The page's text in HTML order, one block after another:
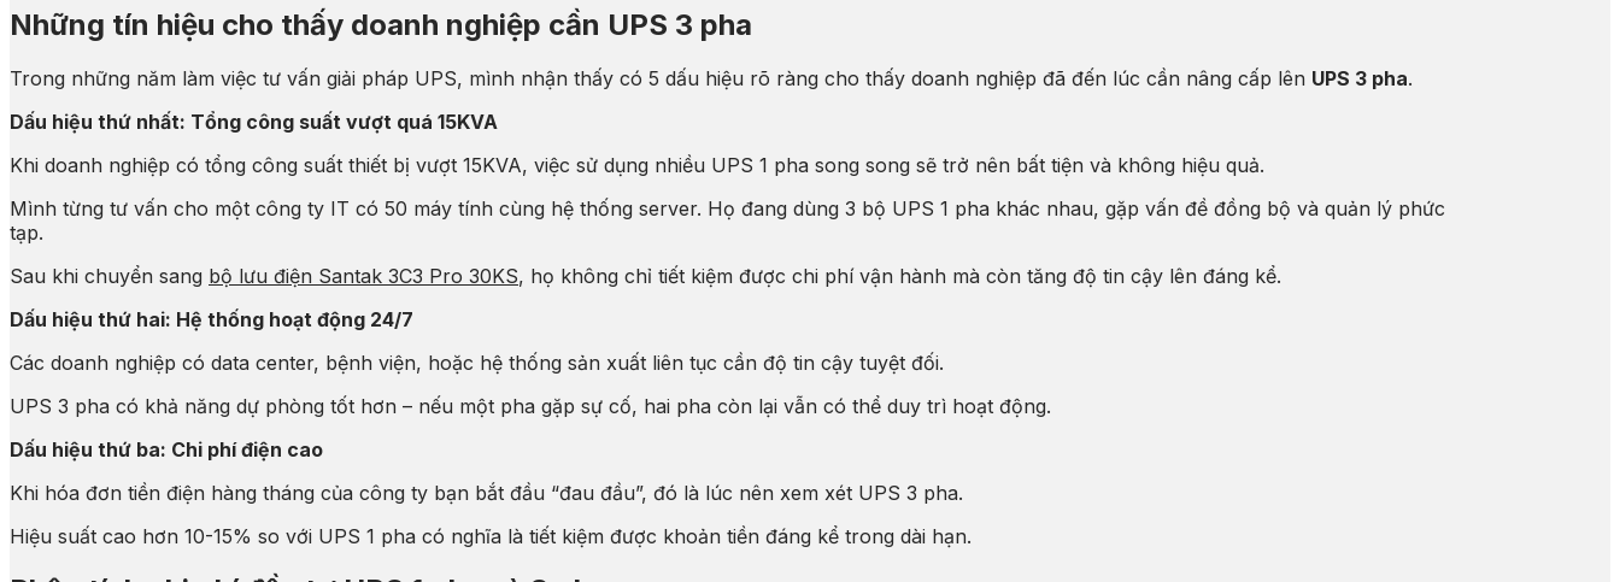
Những tín hiệu cho thấy doanh nghiệp cần UPS 3 pha
Trong những năm làm việc tư vấn giải pháp UPS, mình nhận thấy có 5 dấu hiệu rõ ràng cho thấy doanh nghiệp đã đến lúc cần nâng cấp lên UPS 3 pha.
Dấu hiệu thứ nhất: Tổng công suất vượt quá 15KVA
Khi doanh nghiệp có tổng công suất thiết bị vượt 15KVA, việc sử dụng nhiều UPS 1 pha song song sẽ trở nên bất tiện và không hiệu quả.
Mình từng tư vấn cho một công ty IT có 50 máy tính cùng hệ thống server. Họ đang dùng 3 bộ UPS 1 pha khác nhau, gặp vấn đề đồng bộ và quản lý phức
tạp.
Sau khi chuyển sang bộ lưu điện Santak 3C3 Pro 30KS, họ không chỉ tiết kiệm được chi phí vận hành mà còn tăng độ tin cậy lên đáng kể.
Dấu hiệu thứ hai: Hệ thống hoạt động 24/7
Các doanh nghiệp có data center, bệnh viện, hoặc hệ thống sản xuất liên tục cần độ tin cậy tuyệt đối.
UPS 3 pha có khả năng dự phòng tốt hơn – nếu một pha gặp sự cố, hai pha còn lại vẫn có thể duy trì hoạt động.
Dấu hiệu thứ ba: Chi phí điện cao
Khi hóa đơn tiền điện hàng tháng của công ty bạn bắt đầu “đau đầu”, đó là lúc nên xem xét UPS 3 pha.
Hiệu suất cao hơn 10-15% so với UPS 1 pha có nghĩa là tiết kiệm được khoản tiền đáng kể trong dài hạn.